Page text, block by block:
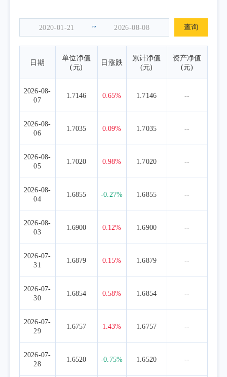
~ 查询
日期
单位净值
(元)
日涨跌
累计净值
(元)
资产净值
(元)
2026-08-
07
1.7146 0.65% 1.7146 --
2026-08-
06
1.7035 0.09% 1.7035 --
2026-08-
05
1.7020 0.98% 1.7020 --
2026-08-
04
1.6855 -0.27% 1.6855 --
2026-08-
03
1.6900 0.12% 1.6900 --
2026-07-
31
1.6879 0.15% 1.6879 --
2026-07-
30
1.6854 0.58% 1.6854 --
2026-07-
29
1.6757 1.43% 1.6757 --
2026-07-
28
1.6520 -0.75% 1.6520 --